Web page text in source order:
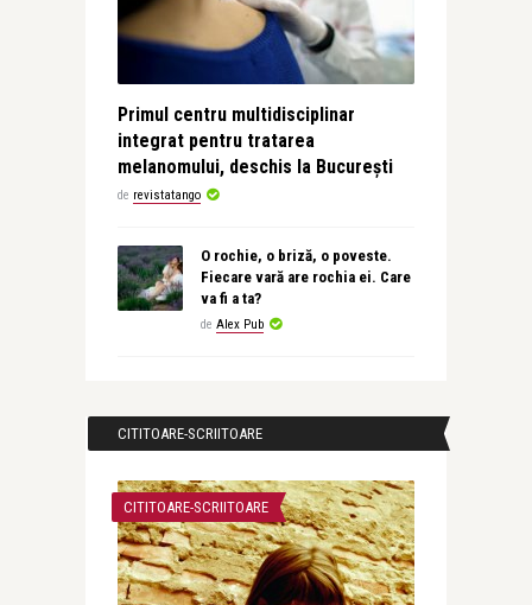
Primul centru multidisciplinar
integrat pentru tratarea
melanomului, deschis la București
de revistatango
O rochie, o briză, o poveste.
Fiecare vară are rochia ei. Care
va fi a ta?
de Alex Pub
CITITOARE-SCRIITOARE
CITITOARE-SCRIITOARE